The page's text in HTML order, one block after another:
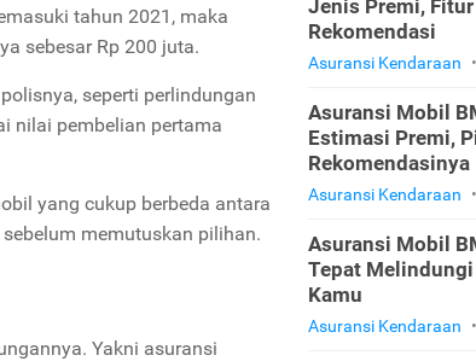
tahun 2021, maka
sebesar Rp 200 juta.
seperti perlindungan
nilai pembelian pertama
yang cukup berbeda antara
memutuskan pilihan.
Yakni asuransi
Jenis Premi,
Rekomendasi
Asuransi Kendaraan •
Asuransi Mobil
Estimasi Premi,
Rekomendasinya
Asuransi Kendaraan •
Asuransi Mobil
Tepat Melindungi
Kamu
Asuransi Kendaraan •